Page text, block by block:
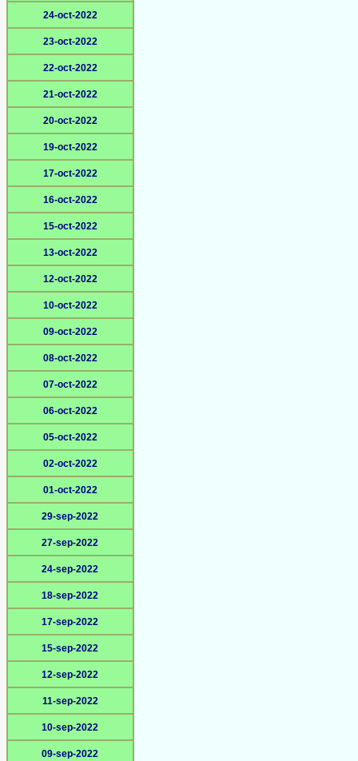
24-oct-2022
23-oct-2022
22-oct-2022
21-oct-2022
20-oct-2022
19-oct-2022
17-oct-2022
16-oct-2022
15-oct-2022
13-oct-2022
12-oct-2022
10-oct-2022
09-oct-2022
08-oct-2022
07-oct-2022
06-oct-2022
05-oct-2022
02-oct-2022
01-oct-2022
29-sep-2022
27-sep-2022
24-sep-2022
18-sep-2022
17-sep-2022
15-sep-2022
12-sep-2022
11-sep-2022
10-sep-2022
09-sep-2022